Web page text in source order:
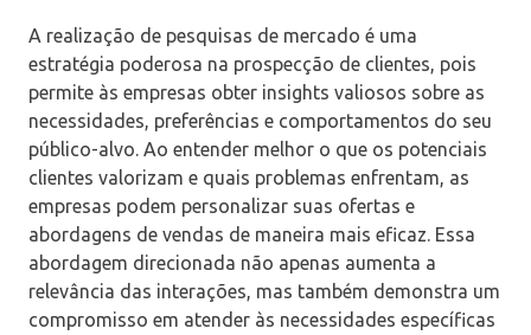
A realização de pesquisas de mercado é uma
estratégia poderosa na prospecção de clientes, pois
permite às empresas obter insights valiosos sobre as
necessidades, preferências e comportamentos do seu
público-alvo. Ao entender melhor o que os potenciais
clientes valorizam e quais problemas enfrentam, as
empresas podem personalizar suas ofertas e
abordagens de vendas de maneira mais eficaz. Essa
abordagem direcionada não apenas aumenta a
relevância das interações, mas também demonstra um
compromisso em atender às necessidades específicas